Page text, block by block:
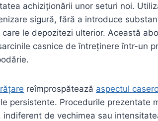
achiziționării unor seturi noi.
sigură, fără a introduce
le depozitezi ulterior. Această
casnice de întreținere într-un
reîmprospătează aspectul
persistente. Procedurile prezentate
de vechimea sau